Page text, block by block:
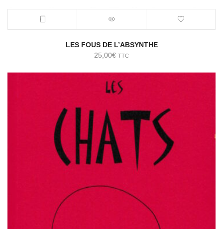
LES FOUS DE L’ABSYNTHE
25,00€ TTC